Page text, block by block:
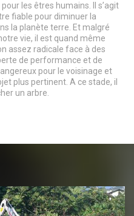
les êtres humains. Il s’agit
fiable pour diminuer la
la planète terre. Et malgré
vie, il est quand même
assez radicale face à des
de performance et de
pour le voisinage et
plus pertinent. A ce stade, il
un arbre.